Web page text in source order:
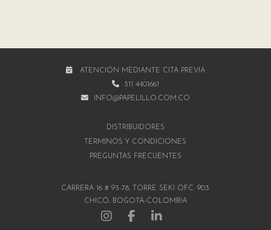
ATENCIÓN MEDIANTE CITA PREVIA
311 4401661
INFO@PAPELILLO.COM.CO
DISTRIBUIDORES
TÉRMINOS Y CONDICIONES
PREGUNTAS FRECUENTES
CARRERA 16 # 93-78, TORRE SEKI OFC. 903
CHICÓ, BOGOTÁ-COLOMBIA